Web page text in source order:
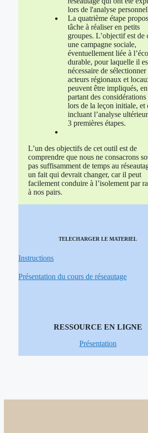
lors de l'analyse
La quatrième étape
tâche à réaliser en petits
groupes. L’objectif est de
une campagne sociale,
éventuellement liée à
durable, pour laquelle il
nécessaire de sélectionner
acteurs régionaux et
peuvent être impliqués, en
partant des considérations
lors de la leçon initiale, et
incluant l’analyse
3 premières étapes.
L’un des objectifs de cet outil est de
comprendre que nous ne consacrons
pas suffisamment de temps au
un fait qui devrait changer, car il peut
facilement conduire à l’isolement par
à nos pairs.
TELECHARGER LE MATERIEL
Instructions
Présentation du cours de réseautage
RESSOURCE EN LIGNE
Présentation